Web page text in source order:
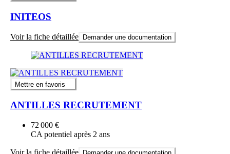
INITEOS
Voir la fiche détaillée Demander une documentation
Mettre en favoris
ANTILLES RECRUTEMENT
72 000 €
CA potentiel après 2 ans
Voir la fiche détaillée